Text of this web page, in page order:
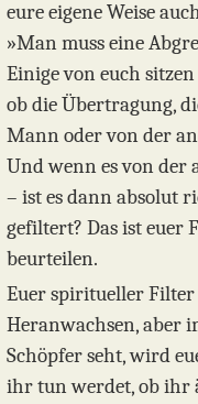
eure eigene Weise
»Man muss eine
Einige von euch
ob die Übertragung,
Mann oder von der
Und wenn es von der
– ist es dann absolut
gefiltert? Das ist euer
beurteilen.
Euer spiritueller
Heranwachsen, aber
Schöpfer seht, wird
ihr tun werdet, ob ihr